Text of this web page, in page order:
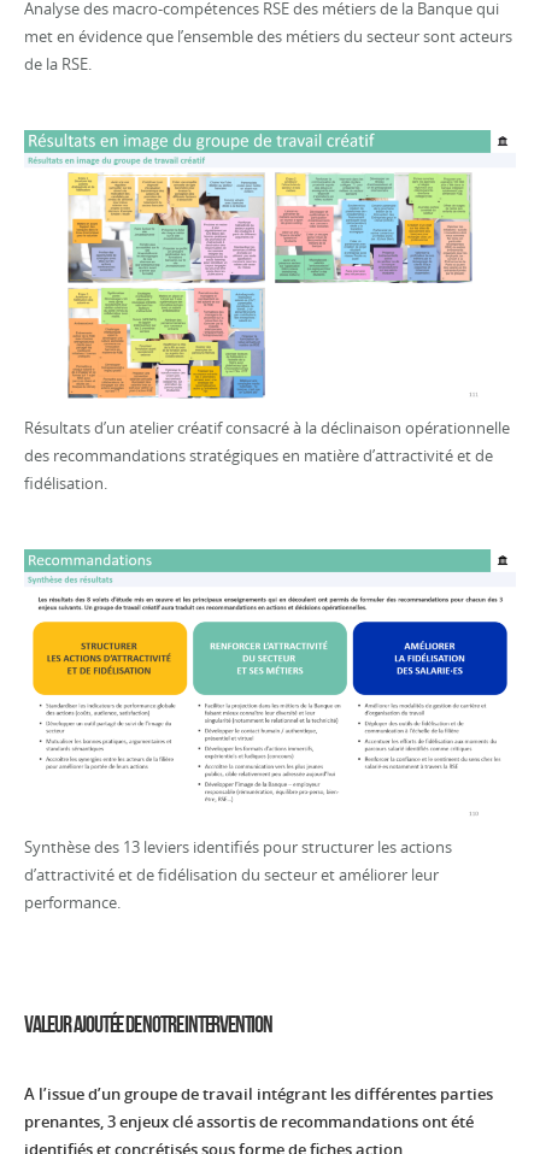
Analyse des macro-compétences RSE des métiers de la Banque qui
met en évidence que l’ensemble des métiers du secteur sont acteurs
de la RSE.
Résultats d’un atelier créatif consacré à la déclinaison opérationnelle
des recommandations stratégiques en matière d’attractivité et de
fidélisation.
Synthèse des 13 leviers identifiés pour structurer les actions
d’attractivité et de fidélisation du secteur et améliorer leur
performance.
Valeur Ajoutée De Notre Intervention
A l’issue d’un groupe de travail intégrant les différentes parties
prenantes, 3 enjeux clé assortis de recommandations ont été
identifiés et concrétisés sous forme de fiches action